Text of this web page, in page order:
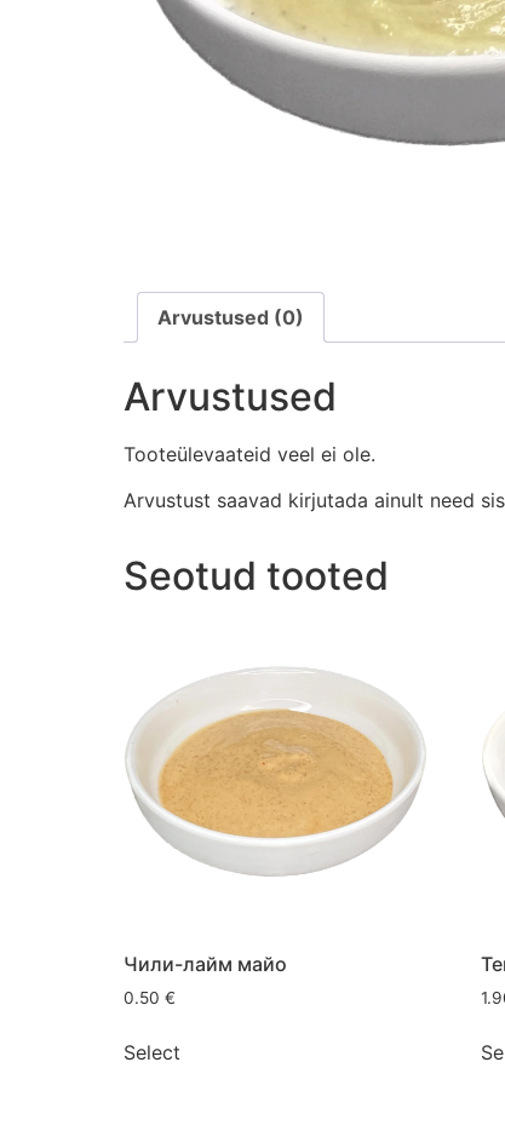
Arvustused (0)
Arvustused
Tooteülevaateid veel ei ole.
Arvustust saavad kirjutada ainult need
Seotud tooted
Чили-лайм майо
0.50 €
Select